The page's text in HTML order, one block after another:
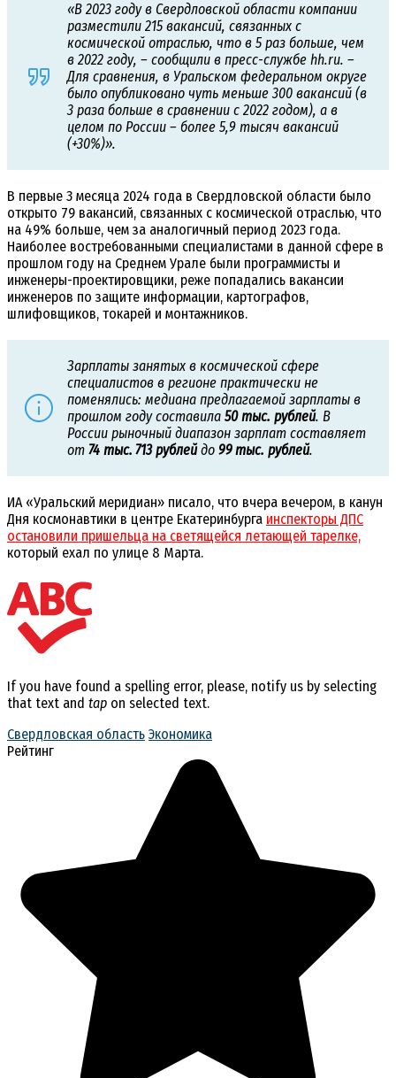
«В 2023 году в Свердловской области компании
разместили 215 вакансий, связанных с
космической отраслью, что в 5 раз больше, чем
в 2022 году, – сообщили в пресс-службе hh.ru. –
Для сравнения, в Уральском федеральном округе
было опубликовано чуть меньше 300 вакансий (в
3 раза больше в сравнении с 2022 годом), а в
целом по России – более 5,9 тысяч вакансий
(+30%)».
В первые 3 месяца 2024 года в Свердловской области было
открыто 79 вакансий, связанных с космической отраслью, что
на 49% больше, чем за аналогичный период 2023 года.
Наиболее востребованными специалистами в данной сфере в
прошлом году на Среднем Урале были программисты и
инженеры-проектировщики, реже попадались вакансии
инженеров по защите информации, картографов,
шлифовщиков, токарей и монтажников.
Зарплаты занятых в космической сфере
специалистов в регионе практически не
поменялись: медиана предлагаемой зарплаты в
прошлом году составила 50 тыс. рублей. В
России рыночный диапазон зарплат составляет
от 74 тыс. 713 рублейдо 99 тыс. рублей.
ИА «Уральский меридиан» писало, что вчера вечером, в канун
Дня космонавтики в центре Екатеринбурга инспекторы ДПС
остановили пришельца на светящейся летающей тарелке,
который ехал по улице 8 Марта.
If you have found a spelling error, please, notify us by selecting
that text and tap on selected text.
Свердловская область Экономика
Рейтинг